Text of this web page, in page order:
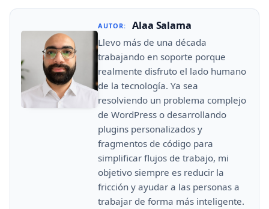
AUTOR: Alaa Salama
Llevo más de una década
trabajando en soporte porque
realmente disfruto el lado humano
de la tecnología. Ya sea
resolviendo un problema complejo
de WordPress o desarrollando
plugins personalizados y
fragmentos de código para
simplificar flujos de trabajo, mi
objetivo siempre es reducir la
fricción y ayudar a las personas a
trabajar de forma más inteligente.